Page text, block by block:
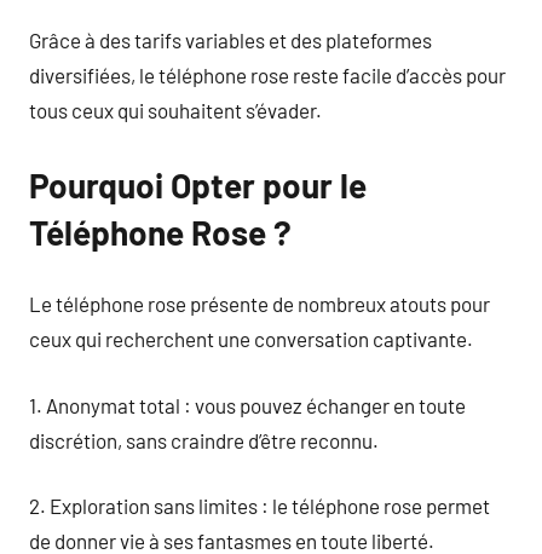
Grâce à des tarifs variables et des plateformes
diversifiées, le téléphone rose reste facile d’accès pour
tous ceux qui souhaitent s’évader.
Pourquoi Opter pour le
Téléphone Rose ?
Le téléphone rose présente de nombreux atouts pour
ceux qui recherchent une conversation captivante.
1. Anonymat total : vous pouvez échanger en toute
discrétion, sans craindre d’être reconnu.
2. Exploration sans limites : le téléphone rose permet
de donner vie à ses fantasmes en toute liberté.